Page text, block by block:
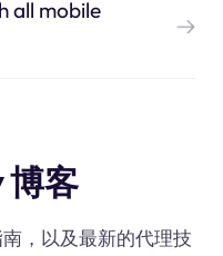
all mobile
博客
，以及最新的代理技